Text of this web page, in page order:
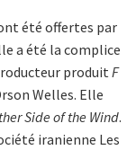
été offertes par
a été la complice
produitF
Welles. Elle
Side of the Wind.
iranienne Les